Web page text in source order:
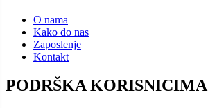
O nama
Kako do nas
Zaposlenje
Kontakt
PODRŠKA KORISNICIMA